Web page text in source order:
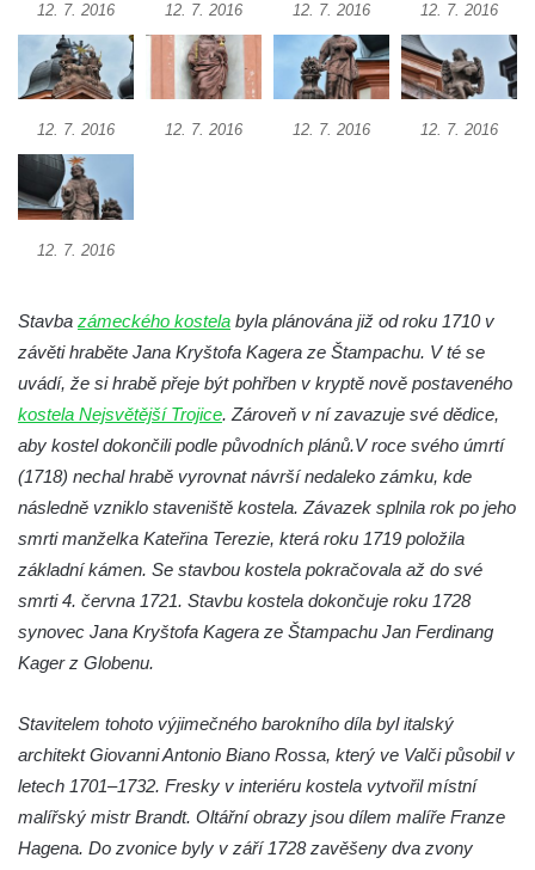
Křížová cesta Římov – XXIV. kaple – Pieta
Křížová cesta Římov – XXIII. kaple –
Kalvárie
Křížová cesta Římov – XXII. kaple – Šimon
Cyrénský pomáhá Ježíši nést kříž
Veronika potkává Ježíše a utírá mu do své
Křížová cesta Římov – XIX. kaple – Kristus
kříž nesoucí potkává Pannu Marii
Křížová cesta Římov – XVIII. kaple – Na
Ježíše vložen kříž
Křížová cesta Římov – XVII. kaple – Velký
Pilát
Křížová cesta Římov – XVI. kaple – U
Herodesa
Křížová cesta Římov – XIV. kaple – U
Kaifáše (U Děvečky)
Křížová cesta Římov – XIII. kaple – U
Annáše (U Kaifáše)
12. 7. 2016 12. 7. 2016 12. 7. 2016 12. 7. 2016
12. 7. 2016 12. 7. 2016 12. 7. 2016 12. 7. 2016
12. 7. 2016
Stavba zámeckého kostela byla plánována již od roku 1710 v
závěti hraběte Jana Kryštofa Kagera ze Štampachu. V té se
uvádí, že si hrabě přeje být pohřben v kryptě nově postaveného
kostela Nejsvětější Trojice. Zároveň v ní zavazuje své dědice,
aby kostel dokončili podle původních plánů.V roce svého úmrtí
(1718) nechal hrabě vyrovnat návrší nedaleko zámku, kde
následně vzniklo staveniště kostela. Závazek splnila rok po jeho
smrti manželka Kateřina Terezie, která roku 1719 položila
základní kámen. Se stavbou kostela pokračovala až do své
smrti 4. června 1721. Stavbu kostela dokončuje roku 1728
synovec Jana Kryštofa Kagera ze Štampachu Jan Ferdinang
Kager z Globenu.
Stavitelem tohoto výjimečného barokního díla byl italský
architekt Giovanni Antonio Biano Rossa, který ve Valči působil v
letech 1701–1732. Fresky v interiéru kostela vytvořil místní
malířský mistr Brandt. Oltářní obrazy jsou dílem malíře Franze
Hagena. Do zvonice byly v září 1728 zavěšeny dva zvony